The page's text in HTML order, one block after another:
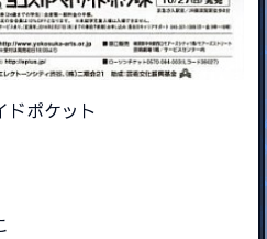
ポケット